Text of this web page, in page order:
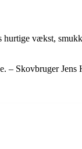
vækst,
– Skovbruger Jens